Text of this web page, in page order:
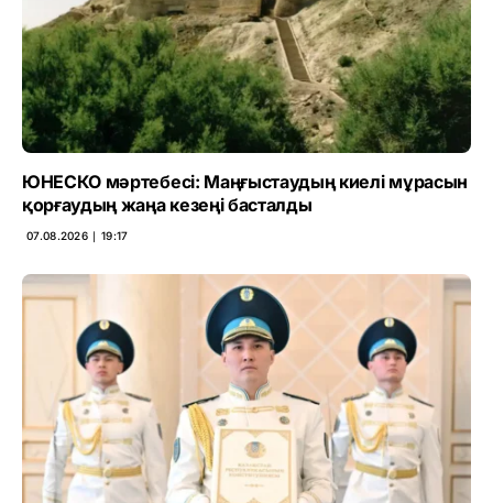
ЮНЕСКО мәртебесі: Маңғыстаудың киелі мұрасын
қорғаудың жаңа кезеңі басталды
07.08.2026 ∣ 19:17